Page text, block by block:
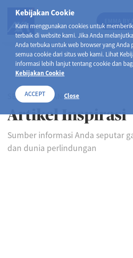
Kebijakan Cookie
Kami menggunakan cookies untuk
terbaik di website kami. Jika Anda
Anda terbuka untuk web browser yang Anda
semua cookie dari situs web kami. Lihat
informasi lebih lanjut tentang cookie dan
Kebijakan Cookie
ACCEPT Close
SELAMAT DATANG DI
Artikel Inspirasi
Sumber informasi Anda seputar
dan dunia perlindungan